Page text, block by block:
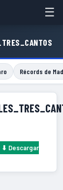
☰
Récords de
⬇ Descargar